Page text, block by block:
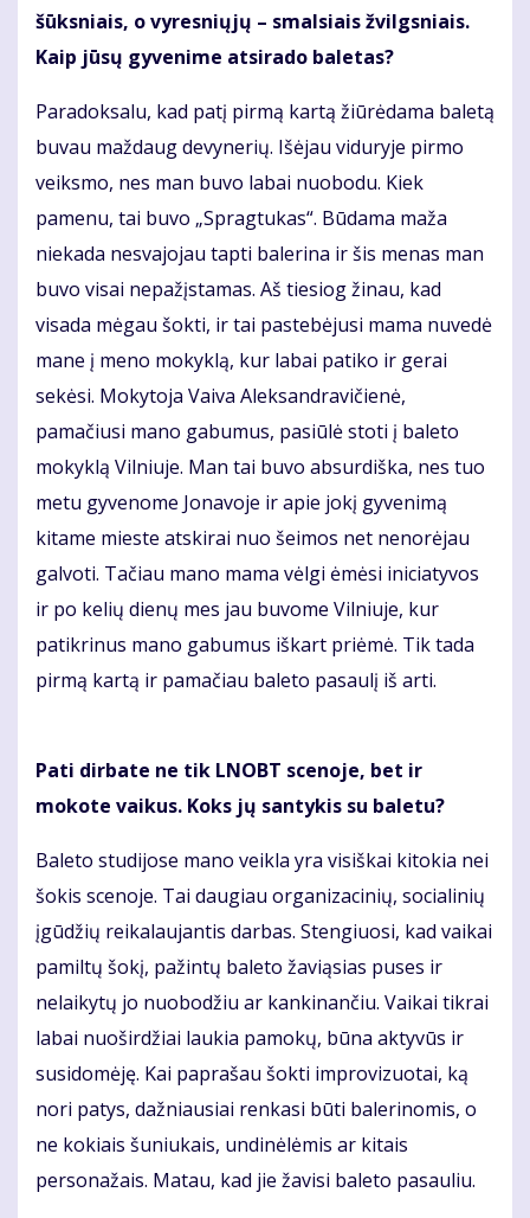
šūksniais, o vyresniųjų – smalsiais žvilgsniais.
Kaip jūsų gyvenime atsirado baletas?
Paradoksalu, kad patį pirmą kartą žiūrėdama baletą
buvau maždaug devynerių. Išėjau viduryje pirmo
veiksmo, nes man buvo labai nuobodu. Kiek
pamenu, tai buvo „Spragtukas“. Būdama maža
niekada nesvajojau tapti balerina ir šis menas man
buvo visai nepažįstamas. Aš tiesiog žinau, kad
visada mėgau šokti, ir tai pastebėjusi mama nuvedė
mane į meno mokyklą, kur labai patiko ir gerai
sekėsi. Mokytoja Vaiva Aleksandravičienė,
pamačiusi mano gabumus, pasiūlė stoti į baleto
mokyklą Vilniuje. Man tai buvo absurdiška, nes tuo
metu gyvenome Jonavoje ir apie jokį gyvenimą
kitame mieste atskirai nuo šeimos net nenorėjau
galvoti. Tačiau mano mama vėlgi ėmėsi iniciatyvos
ir po kelių dienų mes jau buvome Vilniuje, kur
patikrinus mano gabumus iškart priėmė. Tik tada
pirmą kartą ir pamačiau baleto pasaulį iš arti.
Pati dirbate ne tik LNOBT scenoje, bet ir
mokote vaikus. Koks jų santykis su baletu?
Baleto studijose mano veikla yra visiškai kitokia nei
šokis scenoje. Tai daugiau organizacinių, socialinių
įgūdžių reikalaujantis darbas. Stengiuosi, kad vaikai
pamiltų šokį, pažintų baleto žaviąsias puses ir
nelaikytų jo nuobodžiu ar kankinančiu. Vaikai tikrai
labai nuoširdžiai laukia pamokų, būna aktyvūs ir
susidomėję. Kai paprašau šokti improvizuotai, ką
nori patys, dažniausiai renkasi būti balerinomis, o
ne kokiais šuniukais, undinėlėmis ar kitais
personažais. Matau, kad jie žavisi baleto pasauliu.